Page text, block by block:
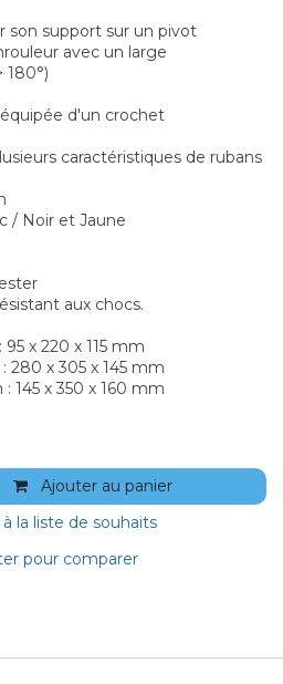
son support sur un pivot
avec un large
d'un crochet
caractéristiques de rubans
/ Noir et Jaune
aux chocs.
x 220 x 115 mm
280 x 305 x 145 mm
145 x 350 x 160 mm
Ajouter au panier
pour comparer
la liste de souhaits